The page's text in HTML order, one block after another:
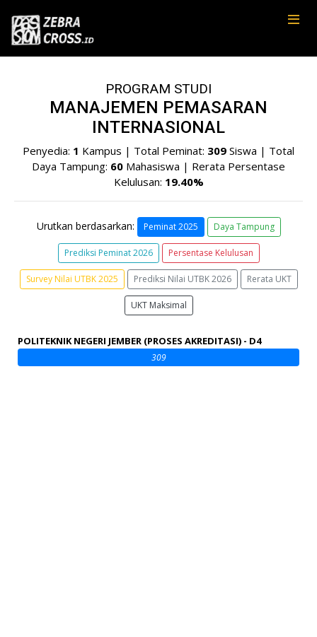
PROGRAM STUDI
MANAJEMEN PEMASARAN
INTERNASIONAL
Penyedia: 1 Kampus | Total Peminat: 309 Siswa | Total
Daya Tampung: 60 Mahasiswa | Rerata Persentase
Kelulusan: 19.40%
Urutkan berdasarkan: Peminat 2025 Daya Tampung
Prediksi Peminat 2026 Persentase Kelulusan
Survey Nilai UTBK 2025 Prediksi Nilai UTBK 2026 Rerata UKT
UKT Maksimal
POLITEKNIK NEGERI JEMBER (PROSES AKREDITASI) - D4
309